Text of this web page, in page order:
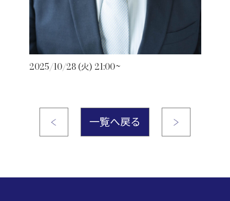
2025/10/28 (火) 21:00~
一覧へ戻る